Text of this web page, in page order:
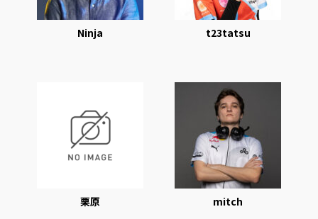
Ninja t23tatsu
栗原 mitch